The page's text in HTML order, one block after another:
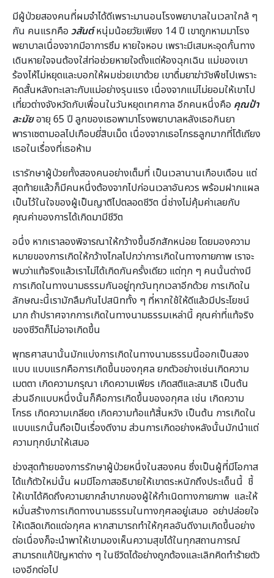
มีผู้ป่วยสองคนที่ผมจำได้ดีเพราะมานอนโรงพยาบาลในเวลาใกล้ ๆ
กัน คนแรกคือ วสันต์หนุ่มน้อยวัยเพียง 14 ปี เขาถูกหามมาโรง
พยาบาลเนื่องจากมีอาการซึม หายใจหอบ เพราะมีเสมหะอุดกั้นทาง
เดินหายใจจนต้องใส่ท่อช่วยหายใจตั้งแต่ห้องฉุกเฉิน แม่ของเขา
ร้องไห้ไม่หยุดและบอกให้ผมช่วยเขาด้วย เขาดื่มยาฆ่าวัชพืชไปเพราะ
คิดสั้นหลังทะเลาะกับแม่อย่างรุนแรง เนื่องจากแม่ไม่ยอมให้เขาไป
เที่ยวต่างจังหวัดกับเพื่อนในวันหยุดเทศกาล อีกคนหนึ่งคือ คุณป้า
ละมัยอายุ 65 ปี ลูกของเธอพามาโรงพยาบาลหลังเธอกินยา
พาราเซตามอลไปเกือบยี่สิบเม็ด เนื่องจากเธอโกรธลูกมากที่โต้เถียง
เธอในเรื่องที่เธอห้าม
เรารักษาผู้ป่วยทั้งสองคนอย่างเต็มที่ เป็นเวลานานเกือบเดือน แต่
สุดท้ายแล้วก็มีคนหนึ่งต้องจากไปก่อนเวลาอันควร พร้อมฝากแผล
เป็นไว้ในใจของผู้เป็นญาติไปตลอดชีวิต นี่ช่างไม่คุ้มค่าเลยกับ
คุณค่าของการได้เกิดมามีชีวิต
อนึ่ง หากเราลองพิจารณาให้กว้างขึ้นอีกสักหน่อย โดยมองความ
หมายของการเกิดให้กว้างไกลไปกว่าการเกิดในทางกายภาพ เราจะ
พบว่าแท้จริงแล้วเราไม่ได้เกิดกันครั้งเดียว แต่ทุก ๆ คนนั้นต่างมี
การเกิดในทางนามธรรมกันอยู่ทุกวันทุกเวลาอีกด้วย การเกิดใน
ลักษณะนี้เรามักลืมกันไปสนิททั้ง ๆ ที่หากใช้ให้ดีแล้วมีประโยชน์
มาก ถ้าปราศจากการเกิดในทางนามธรรมเหล่านี้ คุณค่าที่แท้จริง
ของชีวิตก็ไม่อาจเกิดขึ้น
พุทธศาสนานั้นมักแบ่งการเกิดในทางนามธรรมนี้ออกเป็นสอง
แบบ แบบแรกคือการเกิดขึ้นของกุศล ยกตัวอย่างเช่นเกิดความ
เมตตา เกิดความกรุณา เกิดความเพียร เกิดสติและสมาธิ เป็นต้น
ส่วนอีกแบบหนึ่งนั้นก็คือการเกิดขึ้นของอกุศล เช่น เกิดความ
โกรธ เกิดความเกลียด เกิดความท้อแท้สิ้นหวัง เป็นต้น การเกิดใน
แบบแรกนั้นถือเป็นเรื่องดีงาม ส่วนการเกิดอย่างหลังนั้นมักนำแต่
ความทุกข์มาให้เสมอ
ช่วงสุดท้ายของการรักษาผู้ป่วยหนึ่งในสองคน ซึ่งเป็นผู้ที่มีโอกาส
ได้แก้ตัวใหม่นั้น ผมมีโอกาสอธิบายให้เขาตระหนักถึงประเด็นนี้ ชี้
ให้เขาได้คิดถึงความยากลำบากของผู้ให้กำเนิดทางกายภาพ และให้
หมั่นสร้างการเกิดทางนามธรรมในทางกุศลอยู่เสมอ อย่าปล่อยใจ
ให้เตลิดเกิดแต่อกุศล หากสามารถทำให้กุศลอันดีงามเกิดขึ้นอย่าง
ต่อเนื่องก็จะนำพาให้เขามองเห็นความสุขได้ในทุกสถานการณ์
สามารถแก้ปัญหาต่าง ๆ ในชีวิตได้อย่างถูกต้องและเลิกคิดทำร้ายตัว
เองอีกต่อไป